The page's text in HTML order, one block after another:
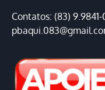
Contatos: (83)